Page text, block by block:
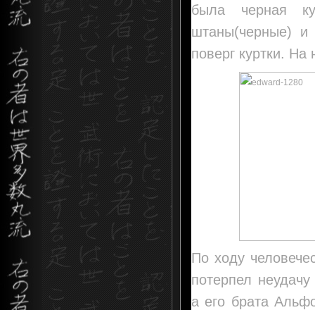
была черная
штаны(черные)
поверг куртки.
По ходу
потерпел
а его брата